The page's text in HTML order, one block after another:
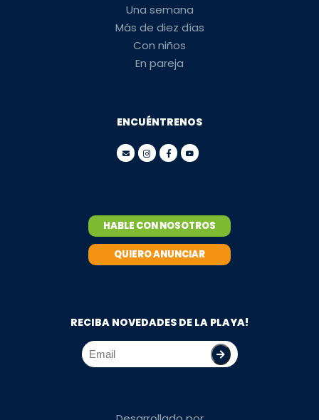
Una semana
Más de diez días
Con niños
En pareja
ENCUÉNTRENOS
HABLE CON NOSOTROS
QUIERO ANUNCIAR
RECIBA NOVEDADES DE LA PLAYA!